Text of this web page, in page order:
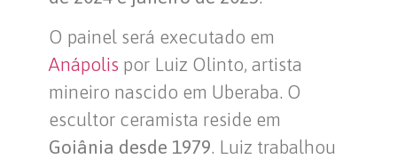
O painel será executado em
Anápolis por Luiz Olinto, artista
mineiro nascido em Uberaba. O
escultor ceramista reside em
Goiânia desde 1979. Luiz trabalhou